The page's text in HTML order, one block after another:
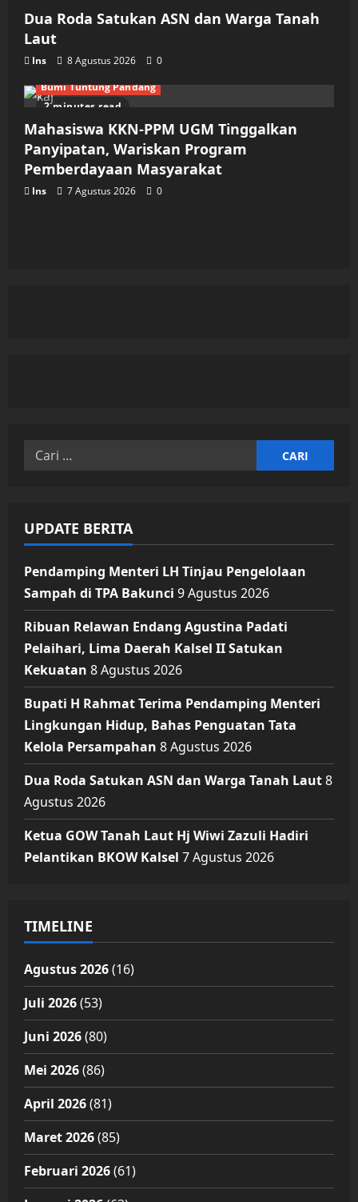
Dua Roda Satukan ASN dan Warga Tanah
Laut
Ins 8 Agustus 2026 0
2 minutes read
Bumi Tuntung Pandang
Mahasiswa KKN-PPM UGM Tinggalkan
Panyipatan, Wariskan Program
Pemberdayaan Masyarakat
Ins 7 Agustus 2026 0
Cari
UPDATE BERITA
Pendamping Menteri LH Tinjau Pengelolaan
Sampah di TPA Bakunci 9 Agustus 2026
Ribuan Relawan Endang Agustina Padati
Pelaihari, Lima Daerah Kalsel II Satukan
Kekuatan 8 Agustus 2026
Bupati H Rahmat Terima Pendamping Menteri
Lingkungan Hidup, Bahas Penguatan Tata
Kelola Persampahan 8 Agustus 2026
Dua Roda Satukan ASN dan Warga Tanah Laut8
Agustus 2026
Ketua GOW Tanah Laut Hj Wiwi Zazuli Hadiri
Pelantikan BKOW Kalsel 7 Agustus 2026
TIMELINE
Agustus 2026(16)
Juli 2026(53)
Juni 2026(80)
Mei 2026(86)
April 2026(81)
Maret 2026(85)
Februari 2026(61)